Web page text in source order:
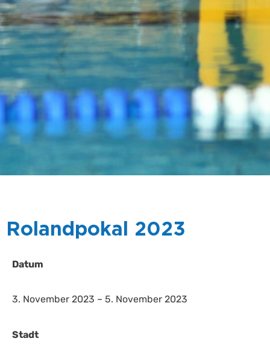
Rolandpokal 2023
Datum
3. November 2023 – 5. November 2023
Stadt